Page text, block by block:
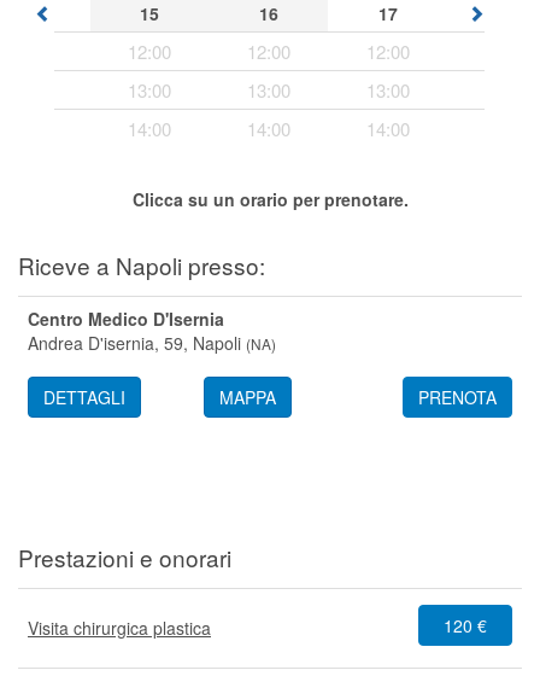
Per gli specialisti
Prenotazioni online
Planner e rubrica in cloud
Teleconsulto
15 16 17
12:00 12:00
12:00
13:00
13:00
13:00
14:00
14:00 14:00
Clicca su un orario per prenotare.
Riceve a Napoli presso:
Centro Medico D'Isernia
Andrea D'isernia, 59, Napoli (NA)
DETTAGLI MAPPA PRENOTA
Prestazioni e onorari
Visita chirurgica plastica 120 €